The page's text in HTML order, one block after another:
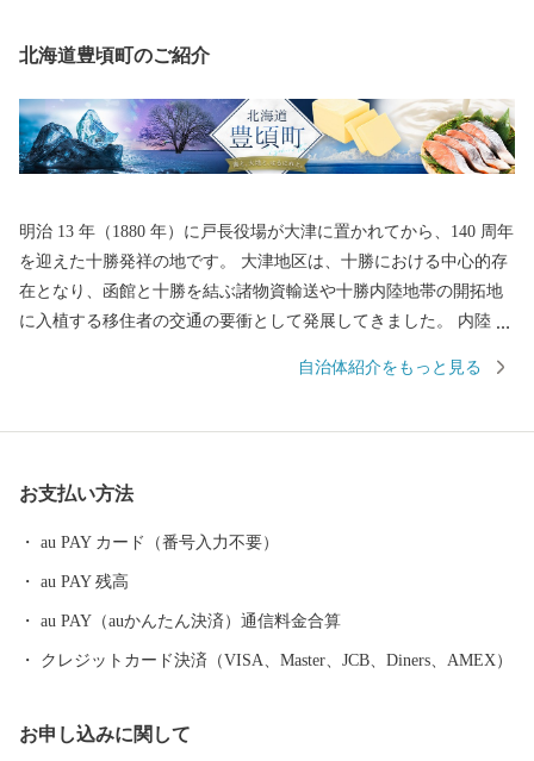
北海道豊頃町のご紹介
明治 13 年（1880 年）に戸長役場が大津に置かれてから、140 周年
を迎えた十勝発祥の地です。 大津地区は、十勝における中心的存
在となり、函館と十勝を結ぶ諸物資輸送や十勝内陸地帯の開拓地
に入植する移住者の交通の要衝として発展してきました。 内陸部
は二宮尊親率いる福島県人が二宮農場を開墾しています。二宮尊
なると水面を覆いつくす氷が太平洋に流れ出し、河口の大津海岸
に打ち上げられた氷の塊が太陽の光を受け美しく輝く、ジュエリ
「十勝川」が生み出す自然の神秘です。 十勝川左岸には、左右に
大きく枝を伸ばしたはるにれの木が、歴史ある豊頃町の大草原に
そびえています。 推定樹齢は約150年。 雨の日も風の日も決して
れて、撮影スポットとしても北海道を代表する人気スポットで
自治体紹介をもっと見る
お支払い方法
au PAY カード（番号入力不要）
au PAY 残高
au PAY（auかんたん決済）通信料金合算
クレジットカード決済（VISA、Master、JCB、Diners、AMEX）
お申し込みに関して